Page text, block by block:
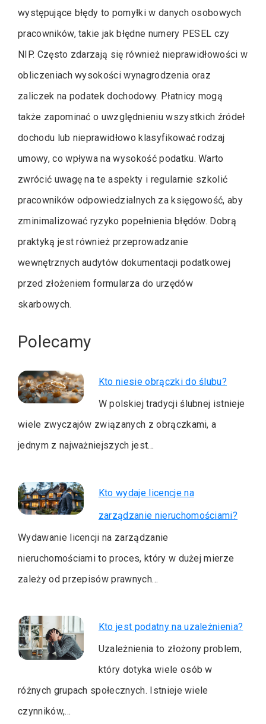
występujące błędy to pomyłki w danych osobowych
pracowników, takie jak błędne numery PESEL czy
NIP. Często zdarzają się również nieprawidłowości w
obliczeniach wysokości wynagrodzenia oraz
zaliczek na podatek dochodowy. Płatnicy mogą
także zapominać o uwzględnieniu wszystkich źródeł
dochodu lub nieprawidłowo klasyfikować rodzaj
umowy, co wpływa na wysokość podatku. Warto
zwrócić uwagę na te aspekty i regularnie szkolić
pracowników odpowiedzialnych za księgowość, aby
zminimalizować ryzyko popełnienia błędów. Dobrą
praktyką jest również przeprowadzanie
wewnętrznych audytów dokumentacji podatkowej
przed złożeniem formularza do urzędów
skarbowych.
Polecamy
Kto niesie obrączki do ślubu?
W polskiej tradycji ślubnej istnieje
wiele zwyczajów związanych z obrączkami, a
jednym z najważniejszych jest…
Kto wydaje licencje na
zarządzanie nieruchomościami?
Wydawanie licencji na zarządzanie
nieruchomościami to proces, który w dużej mierze
zależy od przepisów prawnych…
Kto jest podatny na uzależnienia?
Uzależnienia to złożony problem,
który dotyka wiele osób w
różnych grupach społecznych. Istnieje wiele
czynników,…